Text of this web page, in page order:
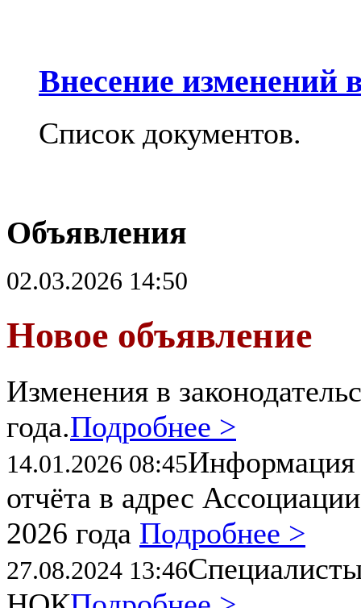
Внесение изменений
Список документов.
Объявления
02.03.2026 14:50
Новое объявление
Изменения в
года.Подробнее >
14.01.2026 08:45Информация
отчёта в адрес
2026 года Подробнее >
27.08.2024 13:46